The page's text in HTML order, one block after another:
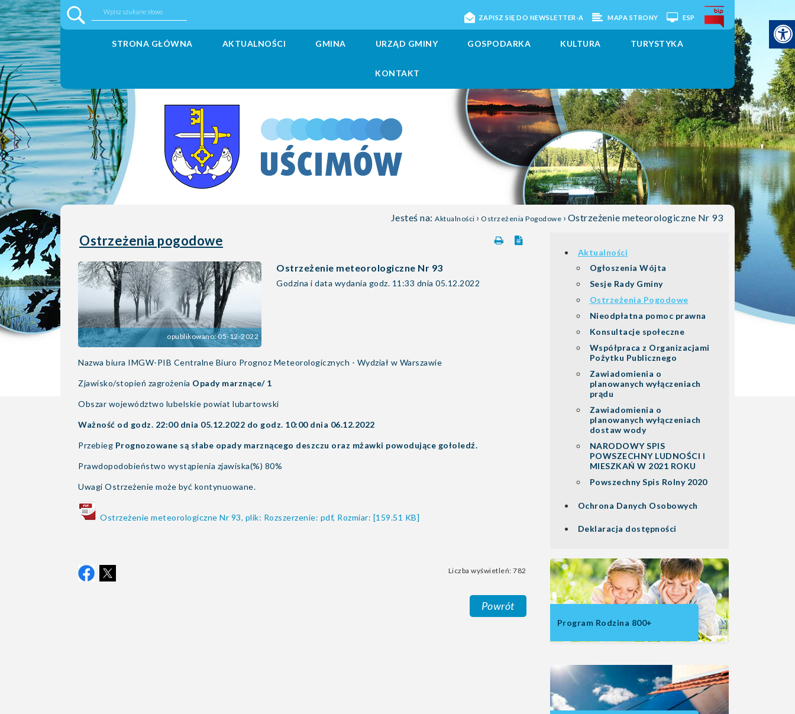
ZAPISZ SIĘ DO NEWSLETTER-A MAPA STRONY ESP
STRONA GŁÓWNA AKTUALNOŚCI GMINA URZĄD GMINY GOSPODARKA KULTURA TURYSTYKA
KONTAKT
Jesteś na: Aktualności › Ostrzeżenia Pogodowe › Ostrzeżenie meteorologiczne Nr 93
Ostrzeżenia pogodowe
opublikowano: 05-12-2022
Ostrzeżenie meteorologiczne Nr 93
Godzina i data wydania godz. 11:33 dnia 05.12.2022
Nazwa biura IMGW-PIB Centralne Biuro Prognoz Meteorologicznych - Wydział w Warszawie
Zjawisko/stopień zagrożenia Opady marznące/ 1
Obszar województwo lubelskie powiat lubartowski
Ważność od godz. 22:00 dnia 05.12.2022 do godz. 10:00 dnia 06.12.2022
Przebieg Prognozowane są słabe opady marznącego deszczu oraz mżawki powodujące gołoledź.
Prawdopodobieństwo wystąpienia zjawiska(%) 80%
Uwagi Ostrzeżenie może być kontynuowane.
Ostrzeżenie meteorologiczne Nr 93, plik: Rozszerzenie: pdf, Rozmiar: [159.51 KB]
Liczba wyświetleń: 782
Powrót
Aktualności
Ogłoszenia Wójta
Sesje Rady Gminy
Ostrzeżenia Pogodowe
Nieodpłatna pomoc prawna
Konsultacje społeczne
Współpraca z Organizacjami
Pożytku Publicznego
Zawiadomienia o
planowanych wyłączeniach
prądu
Zawiadomienia o
planowanych wyłączeniach
dostaw wody
NARODOWY SPIS
POWSZECHNY LUDNOŚCI I
MIESZKAŃ W 2021 ROKU
Powszechny Spis Rolny 2020
Ochrona Danych Osobowych
Deklaracja dostępności
Program Rodzina 800+